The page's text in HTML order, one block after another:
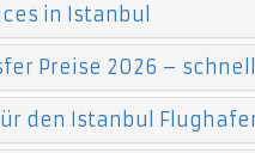
in Istanbul
Preise 2026 –
den Istanbul